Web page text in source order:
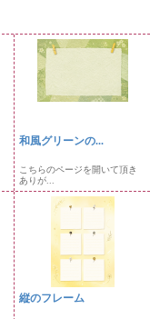
和風グリーンの...
こちらのページを開いて頂き
ありが...
縦のフレーム